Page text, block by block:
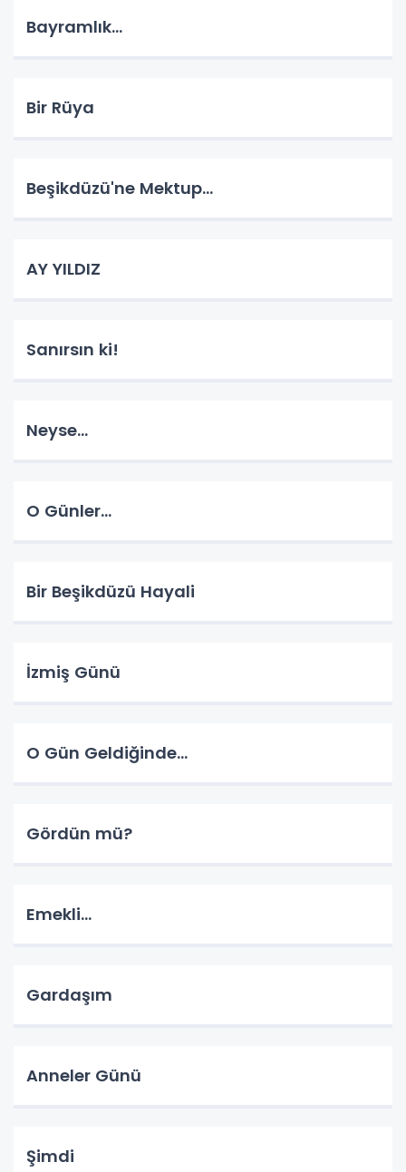
Bayramlık...
Bir Rüya
Beşikdüzü'ne Mektup...
AY YILDIZ
Sanırsın ki!
Neyse...
O Günler...
Bir Beşikdüzü Hayali
İzmiş Günü
O Gün Geldiğinde...
Gördün mü?
Emekli...
Gardaşım
Anneler Günü
Şimdi